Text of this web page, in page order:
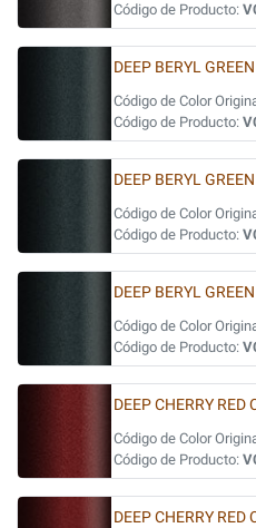
Código de Producto:
DEEP BERYL
Código de Color
Código de Producto:
DEEP BERYL
Código de Color
Código de Producto:
DEEP BERYL
Código de Color
Código de Producto:
DEEP CHERRY RED
Código de Color
Código de Producto:
DEEP CHERRY RED